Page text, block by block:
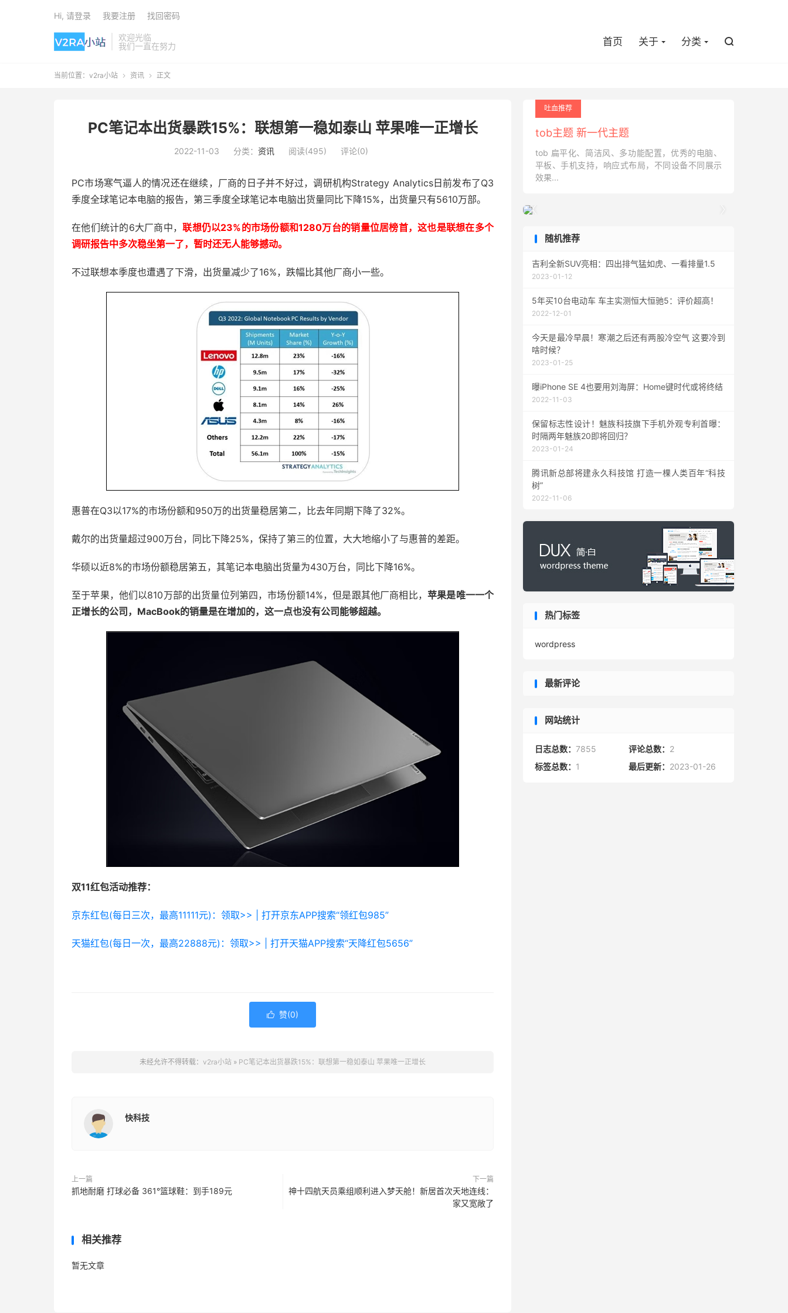
欢迎光临
我们一直在努力
首页 关于 分类 
Hi, 请登录 我要注册 找回密码
当前位置： v2ra小站  资讯  正文
PC笔记本出货暴跌15%：联想第一稳如泰山 苹果唯一正增长
2022-11-03 分类： 资讯 阅读(495) 评论(0)
PC市场寒气逼人的情况还在继续，厂商的日子并不好过，调研机构Strategy Analytics日前发布了Q3
季度全球笔记本电脑的报告，第三季度全球笔记本电脑出货量同比下降15%，出货量只有5610万部。
在他们统计的6大厂商中，联想仍以23%的市场份额和1280万台的销量位居榜首，这也是联想在多个
调研报告中多次稳坐第一了，暂时还无人能够撼动。
不过联想本季度也遭遇了下滑，出货量减少了16%，跌幅比其他厂商小一些。
惠普在Q3以17%的市场份额和950万的出货量稳居第二，比去年同期下降了32%。
戴尔的出货量超过900万台，同比下降25%，保持了第三的位置，大大地缩小了与惠普的差距。
华硕以近8%的市场份额稳居第五，其笔记本电脑出货量为430万台，同比下降16%。
至于苹果，他们以810万部的出货量位列第四，市场份额14%，但是跟其他厂商相比， 苹果是唯一一个
正增长的公司，MacBook的销量是在增加的，这一点也没有公司能够超越。
双11红包活动推荐：
京东红包(每日三次，最高11111元)：领取>> | 打开京东APP搜索“领红包985”
天猫红包(每日一次，最高22888元)：领取>> | 打开天猫APP搜索“天降红包5656”
 赞(0)
未经允许不得转载： v2ra小站 » PC笔记本出货暴跌15%：联想第一稳如泰山 苹果唯一正增长
快科技
上一篇
抓地耐磨 打球必备 361°篮球鞋：到手189元
下一篇
神十四航天员乘组顺利进入梦天舱！新居首次天地连线：
家又宽敞了
相关推荐
暂无文章
吐血推荐
tob主题 新一代主题
tob 扁平化、简洁风、多功能配置，优秀的电脑、
平板、手机支持，响应式布局，不同设备不同展示
效果...

随机推荐
吉利全新SUV亮相：四出排气猛如虎、一看排量1.5
2023-01-12
5年买10台电动车 车主实测恒大恒驰5：评价超高！
2022-12-01
今天是最冷早晨！寒潮之后还有两股冷空气 这要冷到
啥时候？
2023-01-25
曝iPhone SE 4也要用刘海屏：Home键时代或将终结
2022-11-03
保留标志性设计！魅族科技旗下手机外观专利首曝：
时隔两年魅族20即将回归？
2023-01-24
腾讯新总部将建永久科技馆 打造一棵人类百年“科技
树”
2022-11-06
热门标签
wordpress
最新评论
网站统计
日志总数： 7855 评论总数： 2
标签总数： 1 最后更新： 2023-01-26